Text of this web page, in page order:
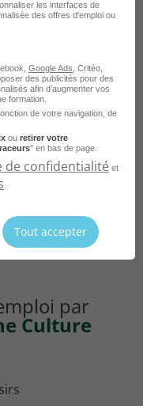
Montpellier
Lille
Carcassonne
Fontaine
Amiens
Grenoble
Montesson
Nîmes
par
Culture
les interfaces de
des offres d'emploi ou
Google Ads , Critéo,
des publicités pour des
afin d’augmenter vos
formation.
de votre navigation, de
ou retirer votre
" en bas de page.
de confidentialité et
Tout accepter